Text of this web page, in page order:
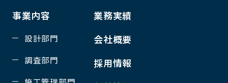
事業内容
設計部門
調査部門
業務実績
会社概要
採用情報